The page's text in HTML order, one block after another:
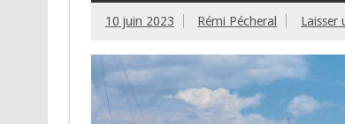
10 juin 2023 Rémi Pécheral Laisser